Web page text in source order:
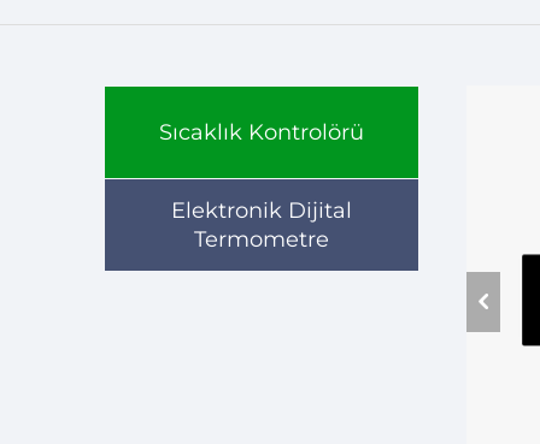
Sıcaklık Kontrolörü
Elektronik Dijital
Termometre